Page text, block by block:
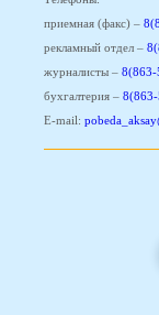
приемная (факс) –
рекламный отдел –
журналисты – 8(863-
бухгалтерия –
E-mail: